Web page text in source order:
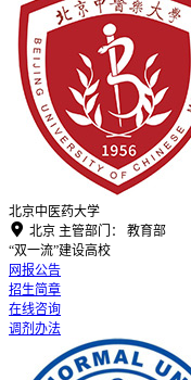
北京中医药大学
 北京 主管部门：
教育部
“双一流”建设高校
网报公告
招生简章
在线咨询
调剂办法